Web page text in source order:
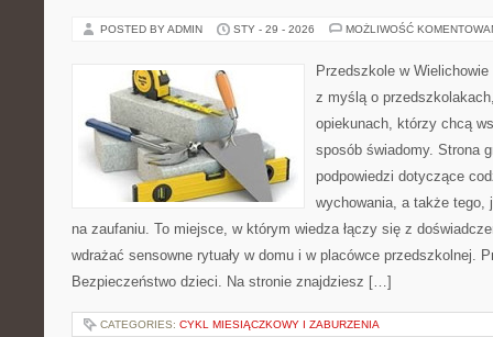
POSTED BY ADMIN STY - 29 - 2026 MOŻLIWOŚĆ
Przedszkole w
z myślą o
opiekunach, którzy chcą
sposób świadomy. Strona
podpowiedzi dotyczące
wychowania, a także tego,
na zaufaniu. To miejsce, w którym wiedza łączy się z
wdrażać sensowne rytuały w domu i w placówce przedszkolnej.
Bezpieczeństwo dzieci. Na stronie znajdziesz […]
CATEGORIES: CYKL MIESIĄCZKOWY I ZABURZENIA